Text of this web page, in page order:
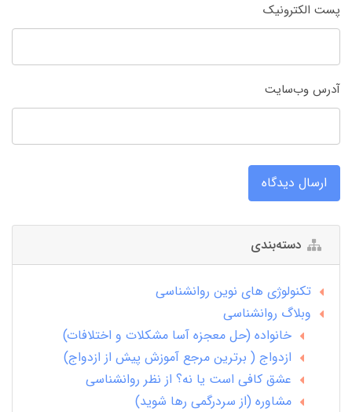
پست الکترونیک
آدرس وب‌سایت
ارسال دیدگاه
دسته‌بندی
تکنولوژی های نوین روانشناسی
وبلاگ روانشناسی
خانواده (حل معجزه آسا مشکلات و اختلافات)
ازدواج ( برترین مرجع آموزش پیش از ازدواج)
عشق کافی است یا نه؟ از نظر روانشناسی
مشاوره (از سردرگمی رها شوید)